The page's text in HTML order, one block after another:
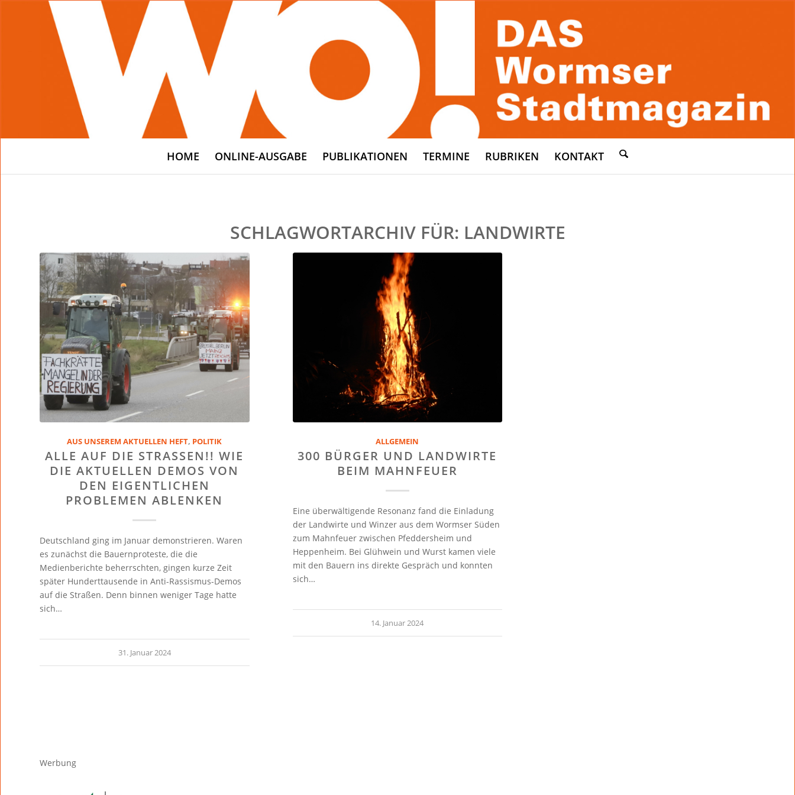
HOME ONLINE-AUSGABE PUBLIKATIONEN TERMINE RUBRIKEN KONTAKT
SCHLAGWORTARCHIV FÜR: LANDWIRTE
AUS UNSEREM AKTUELLEN HEFT, POLITIK
ALLE AUF DIE STRASSEN!! WIE D
IE AKTUELLEN DEMOS VON D
EN EIGENTLICHEN P
ROBLEMEN ABLENKEN
Deutschland ging im Januar demonstrieren. Waren
es zunächst die Bauernproteste, die die
Medienberichte beherrschten, gingen kurze Zeit
später Hunderttausende in Anti-Rassismus-Demos
auf die Straßen. Denn binnen weniger Tage hatte
sich…
31. Januar 2024
ALLGEMEIN
300 BÜRGER UND LANDWIRTE
BEIM MAHNFEUER
Eine überwältigende Resonanz fand die Einladung
der Landwirte und Winzer aus dem Wormser Süden
zum Mahnfeuer zwischen Pfeddersheim und
Heppenheim. Bei Glühwein und Wurst kamen viele
mit den Bauern ins direkte Gespräch und konnten
sich…
14. Januar 2024
Werbung